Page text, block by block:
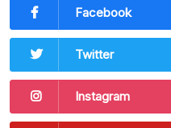
Facebook
Twitter
Instagram